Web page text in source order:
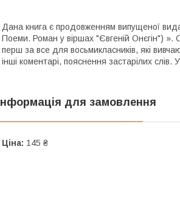
Дана книга є продовженням випущеної
Поеми. Роман у віршах "Євгеній Онєгін") ».
перш за все для восьмикласників, які
інші коментарі, пояснення застарілих
Інформація для замовлення
Ціна: 145 ₴